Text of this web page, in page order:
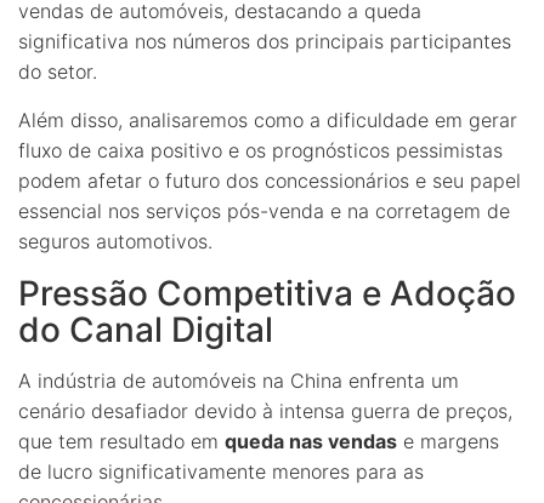
vendas de automóveis, destacando a queda
significativa nos números dos principais participantes
do setor.
Além disso, analisaremos como a dificuldade em gerar
fluxo de caixa positivo e os prognósticos pessimistas
podem afetar o futuro dos concessionários e seu papel
essencial nos serviços pós-venda e na corretagem de
seguros automotivos.
Pressão Competitiva e Adoção
do Canal Digital
A indústria de automóveis na China enfrenta um
cenário desafiador devido à intensa guerra de preços,
que tem resultado em queda nas vendas e margens
de lucro significativamente menores para as